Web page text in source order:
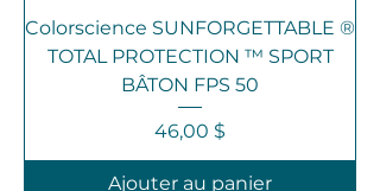
Colorscience SUNFORGETTABLE ®
TOTAL PROTECTION ™ SPORT
BÂTON FPS 50
Prix
46,00 $
Ajouter au panier